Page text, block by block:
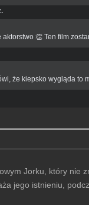
👏 Ten film
że kiepsko wygląda to
Jorku, który nie
jego istnieniu,